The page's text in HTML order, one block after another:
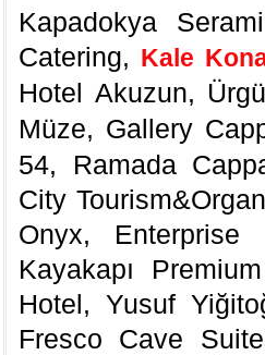
Kapadokya
Catering, Kale
Hotel Akuzun,
Müze, Gallery
54, Ramada
City
Onyx, Enterprise
Kayakapı
Hotel, Yusuf
Fresco Cave